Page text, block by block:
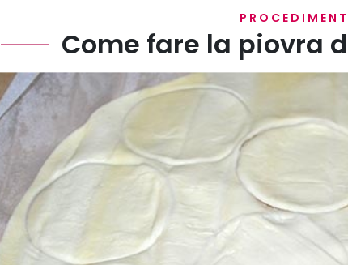
Come fare la piovra
Stendete la pasta sfoglia su un piano poi ritagliate 8